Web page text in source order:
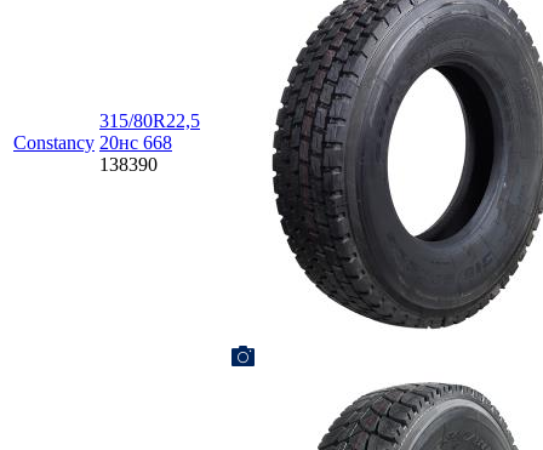
Constancy
315/80R22,5
20нc 668
138390